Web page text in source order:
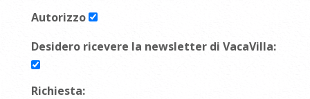
Autorizzo
Desidero ricevere la newsletter di VacaVilla:
Richiesta: